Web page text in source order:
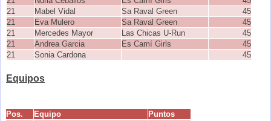
21
Mabel Vidal Sa Raval Green
45
21
Eva Mulero Sa Raval Green
45
21
Mercedes Mayor Las Chicas U-Run
45
21
Andrea Garcia Es Camí Girls
45
21
Sonia Cardona 45
Equipos
Pos. Equipo
Puntos